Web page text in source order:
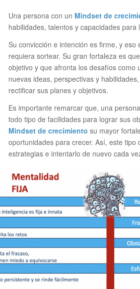
Una persona con un Mindset de
habilidades, talentos y capacidades para
Su convicción e intención es firme, y
requiera sortear. Su gran fortaleza es
objetivo y que afronta los desafíos
nuevas ideas, perspectivas y
rectificar sus planes y objetivos.
Es importante remarcar que, una
todo tipo de facilidades para lograr sus
Mindset de crecimiento su mayor
oportunidades para crecer. Así, este
estrategias e intentarlo de nuevo cada